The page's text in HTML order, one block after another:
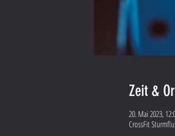
Zeit &
20. Mai 2023,
CrossFit